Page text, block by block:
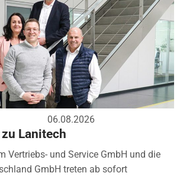
06.08.2026
Lanitech
Vertriebs- und Service GmbH und die
GmbH treten ab sofort